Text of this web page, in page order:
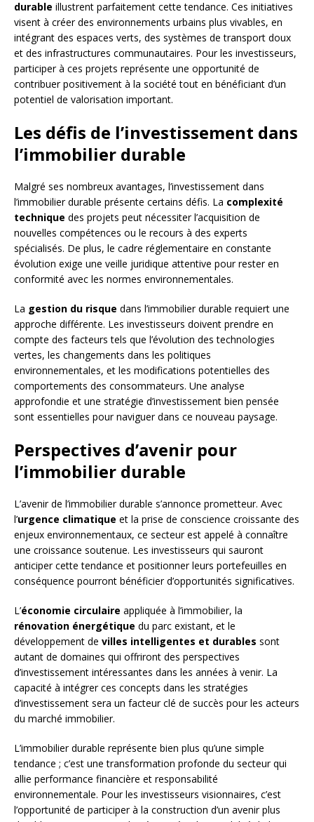
durable illustrent parfaitement cette tendance. Ces initiatives
visent à créer des environnements urbains plus vivables, en
intégrant des espaces verts, des systèmes de transport doux
et des infrastructures communautaires. Pour les investisseurs,
participer à ces projets représente une opportunité de
contribuer positivement à la société tout en bénéficiant d’un
potentiel de valorisation important.
Les défis de l’investissement dans
l’immobilier durable
Malgré ses nombreux avantages, l’investissement dans
l’immobilier durable présente certains défis. La complexité
technique des projets peut nécessiter l’acquisition de
nouvelles compétences ou le recours à des experts
spécialisés. De plus, le cadre réglementaire en constante
évolution exige une veille juridique attentive pour rester en
conformité avec les normes environnementales.
La gestion du risque dans l’immobilier durable requiert une
approche différente. Les investisseurs doivent prendre en
compte des facteurs tels que l’évolution des technologies
vertes, les changements dans les politiques
environnementales, et les modifications potentielles des
comportements des consommateurs. Une analyse
approfondie et une stratégie d’investissement bien pensée
sont essentielles pour naviguer dans ce nouveau paysage.
Perspectives d’avenir pour
l’immobilier durable
L’avenir de l’immobilier durable s’annonce prometteur. Avec
l’urgence climatique et la prise de conscience croissante des
enjeux environnementaux, ce secteur est appelé à connaître
une croissance soutenue. Les investisseurs qui sauront
anticiper cette tendance et positionner leurs portefeuilles en
conséquence pourront bénéficier d’opportunités significatives.
L’économie circulaire appliquée à l’immobilier, la
rénovation énergétique du parc existant, et le
développement de villes intelligentes et durables sont
autant de domaines qui offriront des perspectives
d’investissement intéressantes dans les années à venir. La
capacité à intégrer ces concepts dans les stratégies
d’investissement sera un facteur clé de succès pour les acteurs
du marché immobilier.
L’immobilier durable représente bien plus qu’une simple
tendance ; c’est une transformation profonde du secteur qui
allie performance financière et responsabilité
environnementale. Pour les investisseurs visionnaires, c’est
l’opportunité de participer à la construction d’un avenir plus